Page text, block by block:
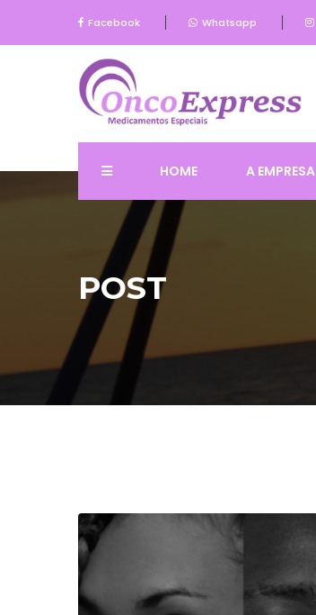
Facebook Whatsapp
HOME A EMPRESA
POST